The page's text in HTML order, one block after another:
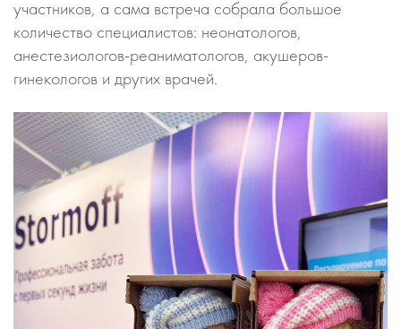
участников, а сама встреча собрала большое
количество специалистов: неонатологов,
анестезиологов-реаниматологов, акушеров-
гинекологов и других врачей.